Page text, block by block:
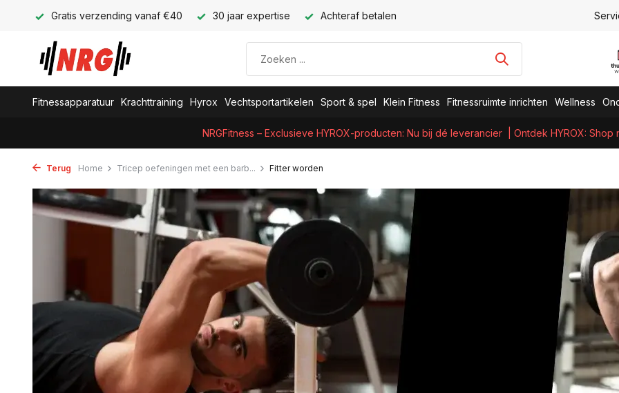
Gratis verzending vanaf €40 30 jaar expertise Achteraf betalen
Fitnessapparatuur Krachttraining Hyrox Vechtsportartikelen Sport & spel Klein Fitness Fitnessruimte inrichten Wellness
NRGFitness – Exclusieve HYROX-producten: Nu bij dé leverancier | Ontdek HYROX:
Terug Home Tricep oefeningen met een barb... Fitter worden